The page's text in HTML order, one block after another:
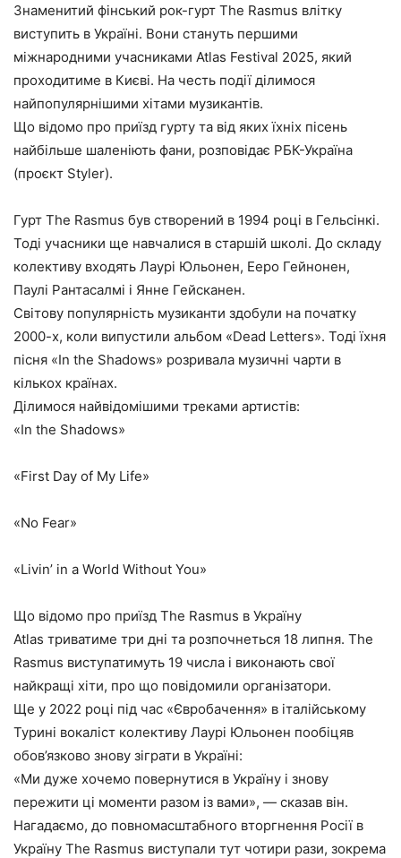
Знаменитий фінський рок-гурт The Rasmus влітку
виступить в Україні. Вони стануть першими
міжнародними учасниками Atlas Festival 2025, який
проходитиме в Києві. На честь події ділимося
найпопулярнішими хітами музикантів.
Що відомо про приїзд гурту та від яких їхніх пісень
найбільше шаленіють фани, розповідає РБК-Україна
(проєкт Styler).
Гурт The Rasmus був створений в 1994 році в Гельсінкі.
Тоді учасники ще навчалися в старшій школі. До складу
колективу входять Лаурі Юльонен, Ееро Гейнонен,
Паулі Рантасалмі і Янне Гейсканен.
Світову популярність музиканти здобули на початку
2000-х, коли випустили альбом «Dead Letters». Тоді їхня
пісня «In the Shadows» розривала музичні чарти в
кількох країнах.
Ділимося найвідомішими треками артистів:
«In the Shadows»
«First Day of My Life»
«No Fear»
«Livin’ in a World Without You»
Що відомо про приїзд The Rasmus в Україну
Atlas триватиме три дні та розпочнеться 18 липня. The
Rasmus виступатимуть 19 числа і виконають свої
найкращі хіти, про що повідомили організатори.
Ще у 2022 році під час «Євробачення» в італійському
Турині вокаліст колективу Лаурі Юльонен пообіцяв
обов’язково знову зіграти в Україні:
«Ми дуже хочемо повернутися в Україну і знову
пережити ці моменти разом із вами», — сказав він.
Нагадаємо, до повномасштабного вторгнення Росії в
Україну The Rasmus виступали тут чотири рази, зокрема